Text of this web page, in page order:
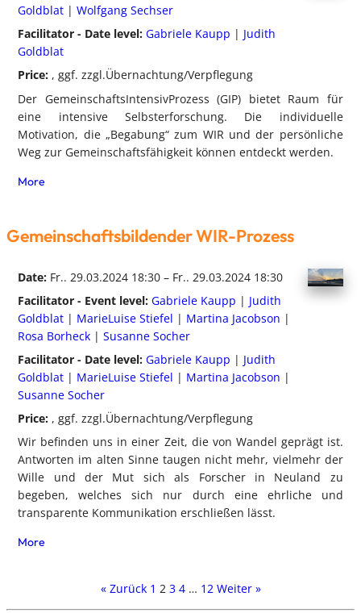
Goldblat |Wolfgang Sechser
Facilitator - Date level:Gabriele Kaupp | Judith
Goldblat
Price: , ggf. zzgl.Übernachtung/Verpflegung
Der GemeinschaftsIntensivProzess (GIP) bietet Raum für
eine intensive Selbsterforschung. Die individuelle
Motivation, die „Begabung“ zum WIR und der persönliche
Weg zur Gemeinschaftsfähigkeit können entdeckt werden.
More
Gemeinschaftsbildender WIR-Prozess
Date: Fr.. 29.03.2024 18:30 – Fr.. 29.03.2024 18:30
Facilitator - Event level:Gabriele Kaupp | Judith
Goldblat | MarieLuise Stiefel | Martina Jacobson |
Rosa Borheck |Susanne Socher
Facilitator - Date level:Gabriele Kaupp | Judith
Goldblat | MarieLuise Stiefel | Martina Jacobson |
Susanne Socher
Price: , ggf. zzgl.Übernachtung/Verpflegung
Wir befinden uns in einer Zeit, die von Wandel geprägt ist.
Antworten im alten Sinne taugen nicht mehr, vielmehr der
Wille und der Mut sich als Forscher in Neuland zu
begeben, welches sich nur durch eine ehrliche und
transparente Kommunikation erschließen lässt.
More
« Zurück 1 2 3 4 … 12 Weiter »